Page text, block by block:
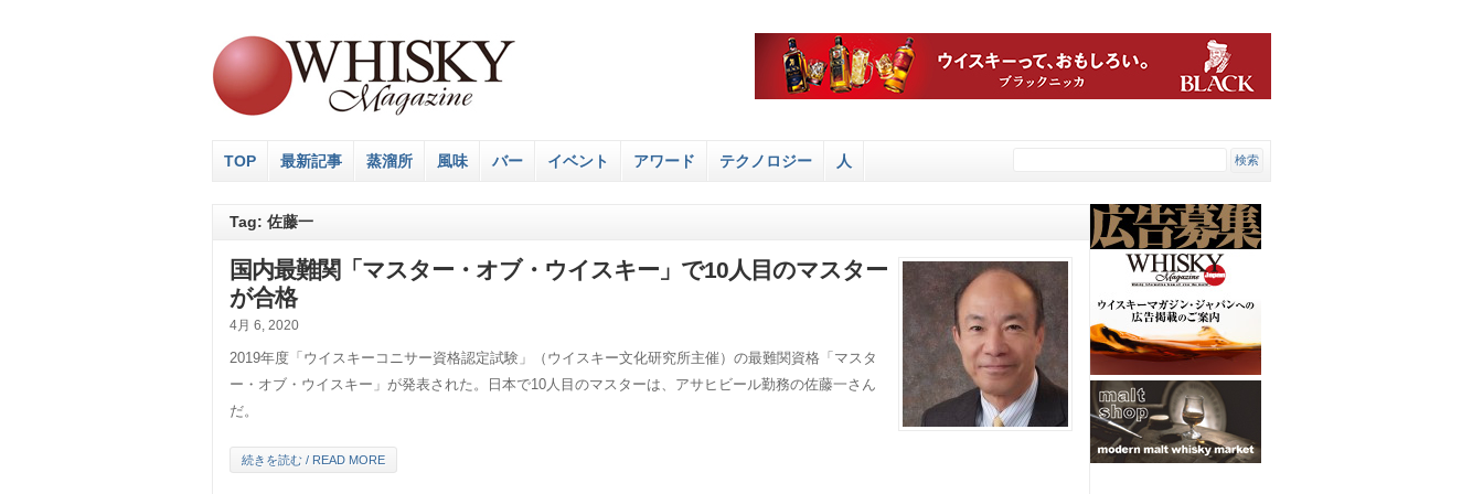
TOP 最新記事 蒸溜所 風味 バー イベント アワード テクノロジー 人
Tag: 佐藤一
国内最難関「マスター・オブ・ウイスキー」で10人目のマスター
が合格
4月 6, 2020
2019年度「ウイスキーコニサー資格認定試験」（ウイスキー文化研究所主催）の最難関資格「マスタ
ー・オブ・ウイスキー」が発表された。日本で10人目のマスターは、アサヒビール勤務の佐藤一さん
だ。
続きを読む / READ MORE